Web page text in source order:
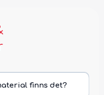
finns det?